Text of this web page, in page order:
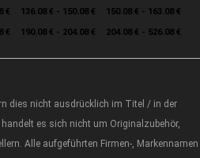
€ 136.08 € - 150.08 €
150.08 € - 163.08 €
€ 190.08 € - 204.08 € 204.08 € - 526.08 €
dies nicht ausdrücklich im Titel / in der
es sich nicht um Originalzubehör,
Alle aufgeführten Firmen-, Markennamen